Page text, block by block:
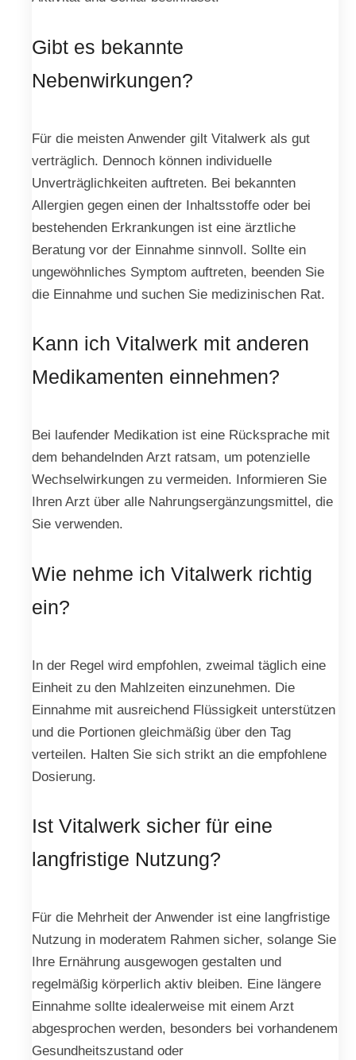
Gibt es bekannte
Nebenwirkungen?
Für die meisten Anwender gilt Vitalwerk als gut
verträglich. Dennoch können individuelle
Unverträglichkeiten auftreten. Bei bekannten
Allergien gegen einen der Inhaltsstoffe oder bei
bestehenden Erkrankungen ist eine ärztliche
Beratung vor der Einnahme sinnvoll. Sollte ein
ungewöhnliches Symptom auftreten, beenden Sie
die Einnahme und suchen Sie medizinischen Rat.
Kann ich Vitalwerk mit anderen
Medikamenten einnehmen?
Bei laufender Medikation ist eine Rücksprache mit
dem behandelnden Arzt ratsam, um potenzielle
Wechselwirkungen zu vermeiden. Informieren Sie
Ihren Arzt über alle Nahrungsergänzungsmittel, die
Sie verwenden.
Wie nehme ich Vitalwerk richtig
ein?
In der Regel wird empfohlen, zweimal täglich eine
Einheit zu den Mahlzeiten einzunehmen. Die
Einnahme mit ausreichend Flüssigkeit unterstützen
und die Portionen gleichmäßig über den Tag
verteilen. Halten Sie sich strikt an die empfohlene
Dosierung.
Ist Vitalwerk sicher für eine
langfristige Nutzung?
Für die Mehrheit der Anwender ist eine langfristige
Nutzung in moderatem Rahmen sicher, solange Sie
Ihre Ernährung ausgewogen gestalten und
regelmäßig körperlich aktiv bleiben. Eine längere
Einnahme sollte idealerweise mit einem Arzt
abgesprochen werden, besonders bei vorhandenem
Gesundheitszustand oder